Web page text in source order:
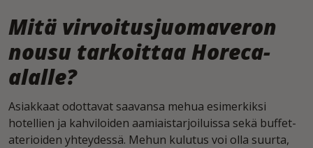
Mitä virvoitusjuomaveron
nousu tarkoittaa Horeca-
alalle?
Asiakkaat odottavat saavansa mehua esimerkiksi
hotellien ja kahviloiden aamiaistarjoiluissa sekä buffet-
aterioiden yhteydessä. Mehun kulutus voi olla suurta,